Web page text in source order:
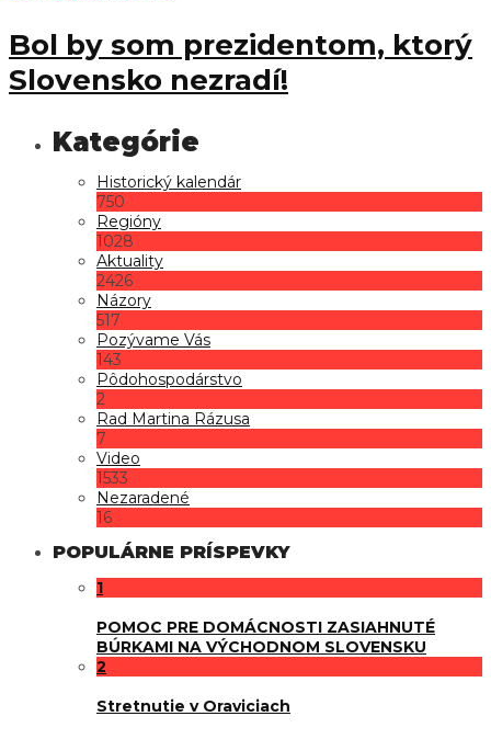
Bol by som prezidentom, ktorý
Slovensko nezradí!
Historický kalendár
750
Regióny
1028
Aktuality
2426
Názory
517
Pozývame Vás
143
Pôdohospodárstvo
2
Rad Martina Rázusa
7
Video
1533
Nezaradené
16
POPULÁRNE PRÍSPEVKY
1
POMOC PRE DOMÁCNOSTI ZASIAHNUTÉ
BÚRKAMI NA VÝCHODNOM SLOVENSKU
2
Stretnutie v Oraviciach